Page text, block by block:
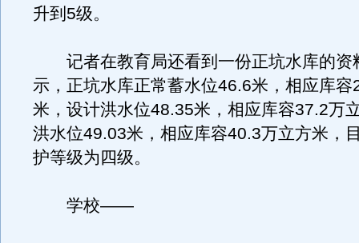
升到5级。
记者在教育局还看到一份正坑水库的资
示，正坑水库正常蓄水位46.6米，相应库容
米，设计洪水位48.35米，相应库容37.2万
洪水位49.03米，相应库容40.3万立方米，
护等级为四级。
学校——